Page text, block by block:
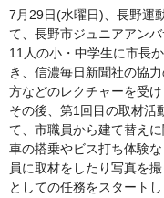
7月29日(水曜日)、長野運
て、長野市ジュニアアン
11人の小・中学生に市長
き、信濃毎日新聞社の協
方などのレクチャーを受け
その後、第1回目の取材活
て、市職員から建て替え
車の搭乗やビス打ち体験
員に取材をしたり写真を
としての任務をスタートし